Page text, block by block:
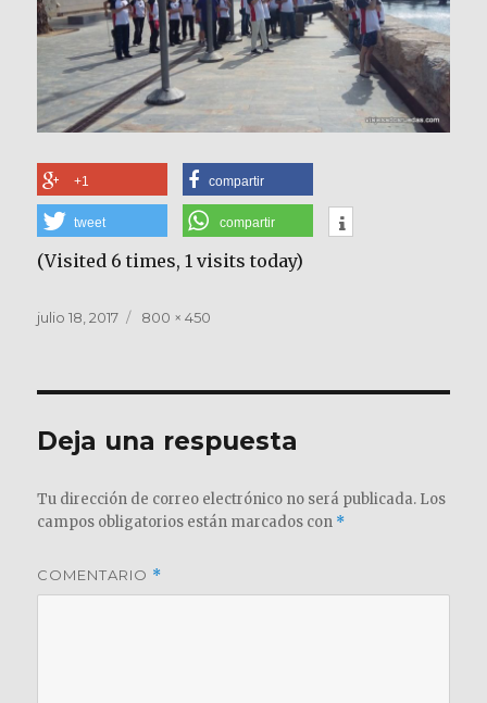
+1 compartir
tweet compartir
(Visited 6 times, 1 visits today)
Publicado
julio 18, 2017
Tamaño
800 × 450
Deja una respuesta
Tu dirección de correo electrónico no será publicada. Los
campos obligatorios están marcados con *
COMENTARIO *